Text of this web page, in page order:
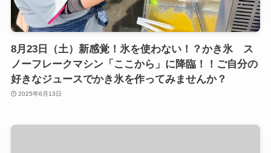
8月23日（土）新感覚！氷を使わない！？かき氷 ス
ノーフレークマシン「ここから」に降臨！！ご自分の
好きなジュースでかき氷を作ってみませんか？
2025年6月13日